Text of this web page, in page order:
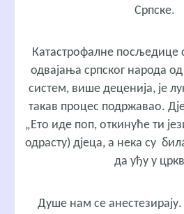
Српске.
Катастрофалне посљедице
одвајања српског народа
систем, више деценија, је
такав процес подржавао.
„Ето иде поп, откинуће ти
одрасту) дјеца, а нека су
да уђу у
Душе нам се